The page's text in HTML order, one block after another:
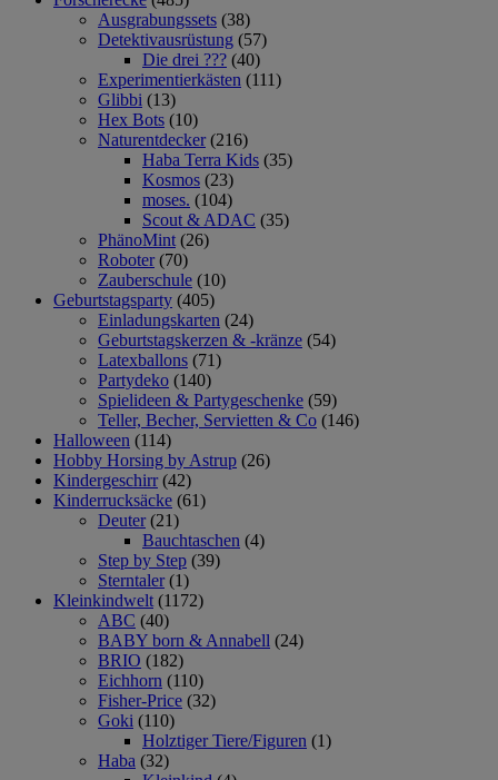
Ausgrabungssets (38)
Detektivausrüstung (57)
Die drei ??? (40)
Experimentierkästen (111)
Glibbi (13)
Hex Bots (10)
Naturentdecker (216)
Haba Terra Kids (35)
Kosmos (23)
moses. (104)
Scout & ADAC (35)
PhänoMint (26)
Roboter (70)
Zauberschule (10)
Geburtstagsparty (405)
Einladungskarten (24)
Geburtstagskerzen & -kränze (54)
Latexballons (71)
Partydeko (140)
Spielideen & Partygeschenke (59)
Teller, Becher, Servietten & Co (146)
Halloween (114)
Hobby Horsing by Astrup (26)
Kindergeschirr (42)
Kinderrucksäcke (61)
Deuter (21)
Bauchtaschen (4)
Step by Step (39)
Sterntaler (1)
Kleinkindwelt (1172)
ABC (40)
BABY born & Annabell (24)
BRIO (182)
Eichhorn (110)
Fisher-Price (32)
Goki (110)
Holztiger Tiere/Figuren (1)
Haba (32)